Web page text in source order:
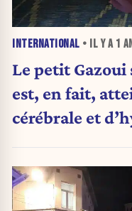
INTERNATIONAL • IL Y A 1
Le petit
est, en fait,
cérébrale et